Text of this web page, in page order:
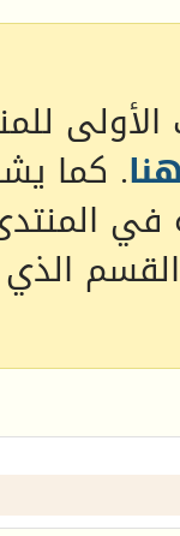
. كما
في
القسم